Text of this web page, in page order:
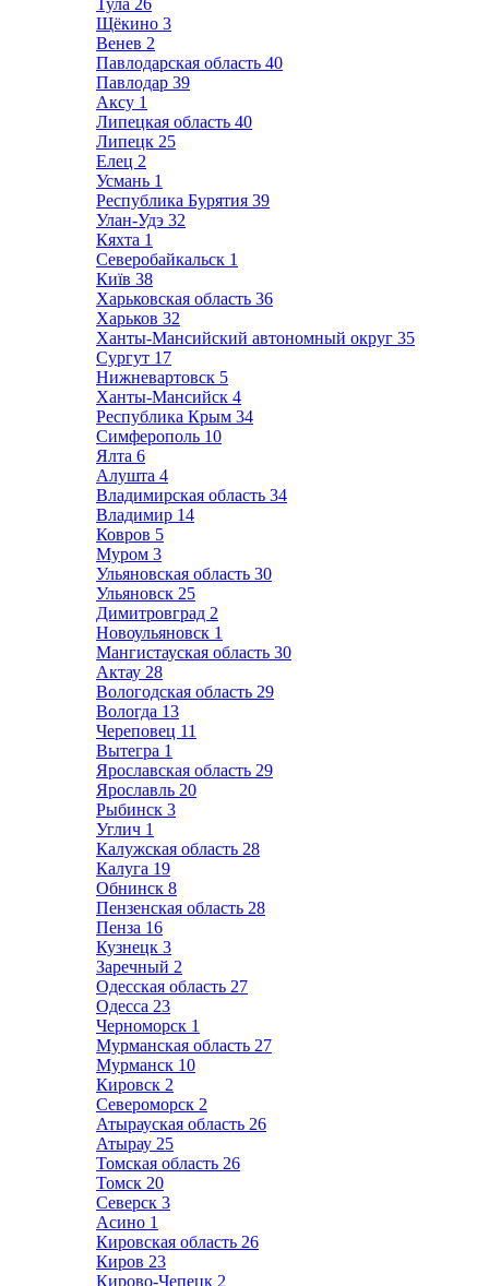
Тула 26
Щёкино 3
Венев 2
Павлодарская область 40
Павлодар 39
Аксу 1
Липецкая область 40
Липецк 25
Елец 2
Усмань 1
Республика Бурятия 39
Улан-Удэ 32
Кяхта 1
Северобайкальск 1
Київ 38
Харьковская область 36
Харьков 32
Ханты-Мансийский автономный округ 35
Сургут 17
Нижневартовск 5
Ханты-Мансийск 4
Республика Крым 34
Симферополь 10
Ялта 6
Алушта 4
Владимирская область 34
Владимир 14
Ковров 5
Муром 3
Ульяновская область 30
Ульяновск 25
Димитровград 2
Новоульяновск 1
Мангистауская область 30
Актау 28
Вологодская область 29
Вологда 13
Череповец 11
Вытегра 1
Ярославская область 29
Ярославль 20
Рыбинск 3
Углич 1
Калужская область 28
Калуга 19
Обнинск 8
Пензенская область 28
Пенза 16
Кузнецк 3
Заречный 2
Одесская область 27
Одесса 23
Черноморск 1
Мурманская область 27
Мурманск 10
Кировск 2
Североморск 2
Атырауская область 26
Атырау 25
Томская область 26
Томск 20
Северск 3
Асино 1
Кировская область 26
Киров 23
Кирово-Чепецк 2